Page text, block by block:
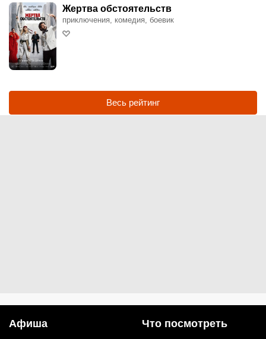
Жертва обстоятельств
приключения, комедия, боевик
Весь рейтинг
Афиша Что посмотреть